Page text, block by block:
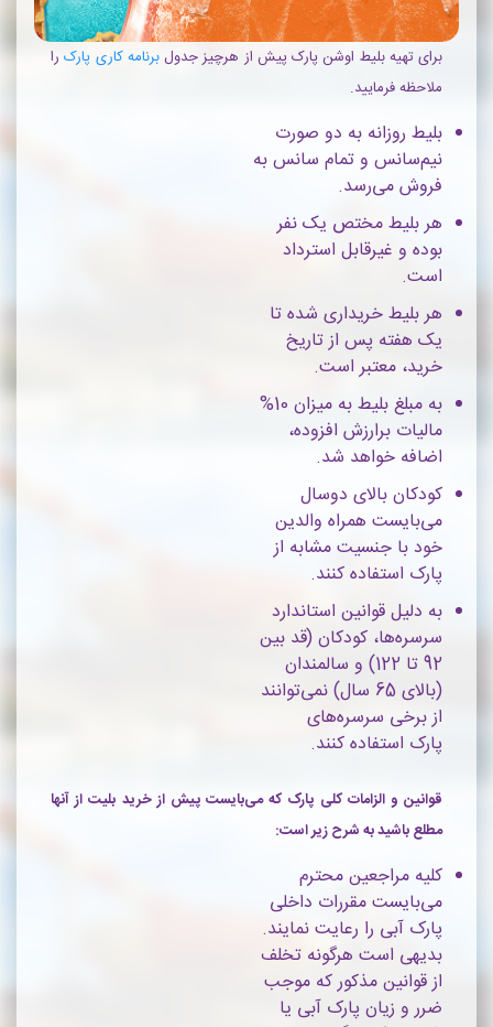
برای تهیه بلیط اوشن پارک پیش از هرچیز جدولبرنامه کاری پارکرا
ملاحظه فرمایید.
بلیط روزانه به دو صورت
نیم‌سانس و تمام سانس به
فروش می‌رسد.
هر بلیط مختص یک نفر
بوده و غیرقابل استرداد
است.
هر بلیط خریداری شده تا
یک هفته پس از تاریخ
خرید، معتبر است.
به مبلغ بلیط به میزان 10%
مالیات برارزش افزوده،
اضافه خواهد شد.
کودکان بالای دوسال
می‌بایست همراه والدین
خود با جنسیت مشابه از
پارک استفاده کنند.
به دلیل قوانین استاندارد
سرسره‌ها، کودکان (قد بین
92 تا 122) و سالمندان
(بالای 65 سال) نمی‌توانند
از برخی سرسره‌های
پارک استفاده کنند.
قوانین و الزامات کلی پارک که می‌بایست پیش از خرید بلیت از آنها
مطلع باشید به شرح زیر است:
کلیه مراجعین محترم
می‌بایست مقررات داخلی
پارک آبی را رعایت نمایند.
بدیهی است هرگونه تخلف
از قوانین مذکور که موجب
ضرر و زیان پارک آبی یا